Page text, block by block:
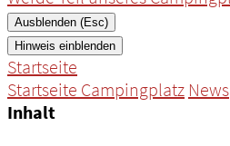
Ausblenden (Esc)
Hinweis einblenden
Startseite
Startseite Campingplatz News
Inhalt